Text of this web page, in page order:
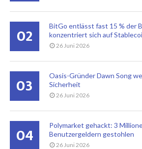
02
BitGo entlässt fast 15 % der
konzentriert sich auf
26 Juni 2026
03
Oasis-Gründer Dawn Song
Sicherheit
26 Juni 2026
04
Polymarket gehackt: 3
Benutzergeldern gestohlen
26 Juni 2026